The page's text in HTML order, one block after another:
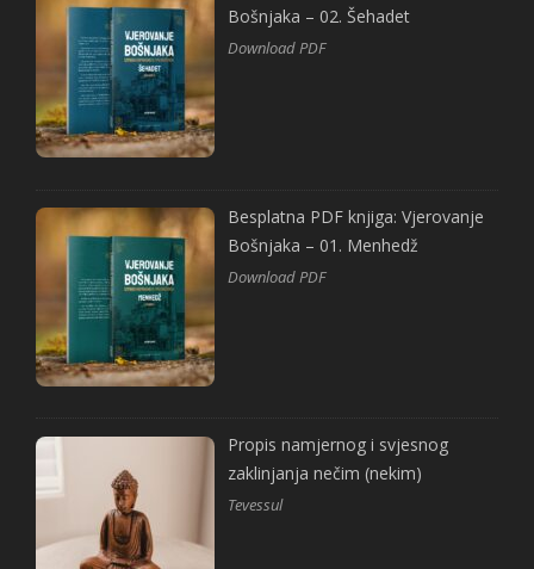
Bošnjaka – 02. Šehadet
Download PDF
Besplatna PDF knjiga: Vjerovanje
Bošnjaka – 01. Menhedž
Download PDF
Propis namjernog i svjesnog
zaklinjanja nečim (nekim)
Tevessul